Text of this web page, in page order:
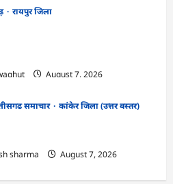
रायपुर जिला
August 7, 2026
समाचार
कांकेर जिला (उत्तर बस्तर)
sharma
August 7, 2026